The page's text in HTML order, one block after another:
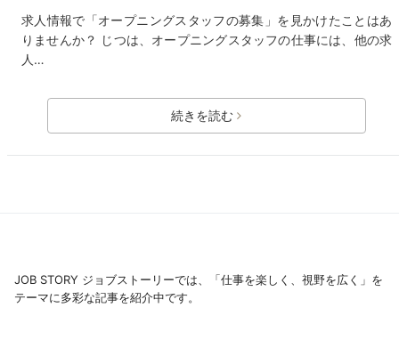
求人情報で「オープニングスタッフの募集」を見かけたことはあ
りませんか？ じつは、オープニングスタッフの仕事には、他の求
人…
続きを読む
JOB STORY ジョブストーリーでは、「仕事を楽しく、視野を広く」を
テーマに多彩な記事を紹介中です。